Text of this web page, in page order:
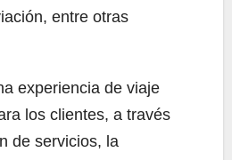
entre otras
experiencia de viaje
los clientes, a través
de servicios, la